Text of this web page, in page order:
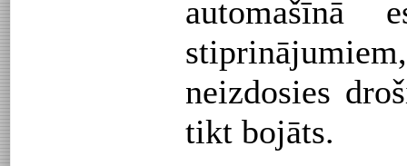
automašīnā
neizdosies
tikt bojāts.